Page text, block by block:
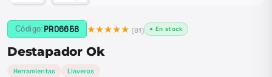
Código: PRO6658 ★★★★★ (81) ● En stock
Destapador Ok
Herramientas Llaveros